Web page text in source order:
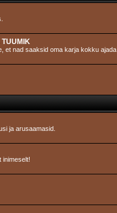
et nad saaksid oma karja kokku ajada
ja arusaamasid.
inimeselt!